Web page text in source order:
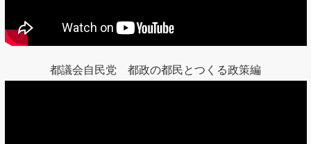
都議会自民党 都政の都民とつくる政策編